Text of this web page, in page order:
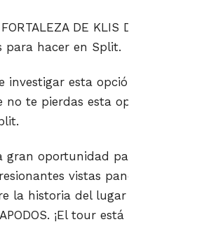
DE KLIS DESDE
para hacer en Split.
investigar esta opción y
no te pierdas esta oportunidad
gran oportunidad para
vistas panorámicas
la historia del lugar con los
¡El tour está disponible